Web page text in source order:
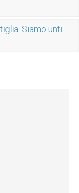
Siamo unti